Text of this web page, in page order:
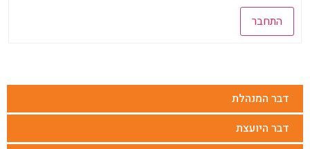
דבר המנהלת
דבר היועצת
התחבר